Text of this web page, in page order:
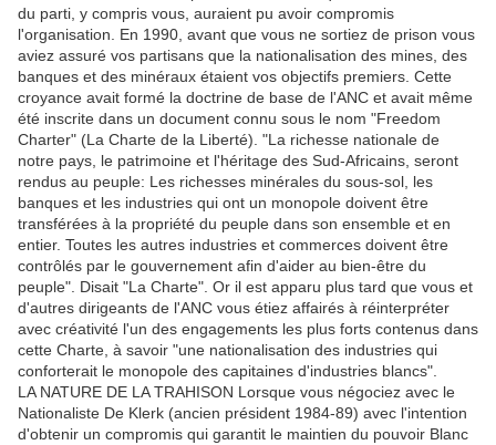
du parti, y compris vous, auraient pu avoir compromis
l'organisation. En 1990, avant que vous ne sortiez de prison vous
aviez assuré vos partisans que la nationalisation des mines, des
banques et des minéraux étaient vos objectifs premiers. Cette
croyance avait formé la doctrine de base de l'ANC et avait même
été inscrite dans un document connu sous le nom "Freedom
Charter" (La Charte de la Liberté). "La richesse nationale de
notre pays, le patrimoine et l'héritage des Sud-Africains, seront
rendus au peuple: Les richesses minérales du sous-sol, les
banques et les industries qui ont un monopole doivent être
transférées à la propriété du peuple dans son ensemble et en
entier. Toutes les autres industries et commerces doivent être
contrôlés par le gouvernement afin d'aider au bien-être du
peuple". Disait "La Charte". Or il est apparu plus tard que vous et
d'autres dirigeants de l'ANC vous étiez affairés à réinterpréter
avec créativité l'un des engagements les plus forts contenus dans
cette Charte, à savoir "une nationalisation des industries qui
conforterait le monopole des capitaines d'industries blancs".
LA NATURE DE LA TRAHISON Lorsque vous négociez avec le
Nationaliste De Klerk (ancien président 1984-89) avec l'intention
d'obtenir un compromis qui garantit le maintien du pouvoir Blanc